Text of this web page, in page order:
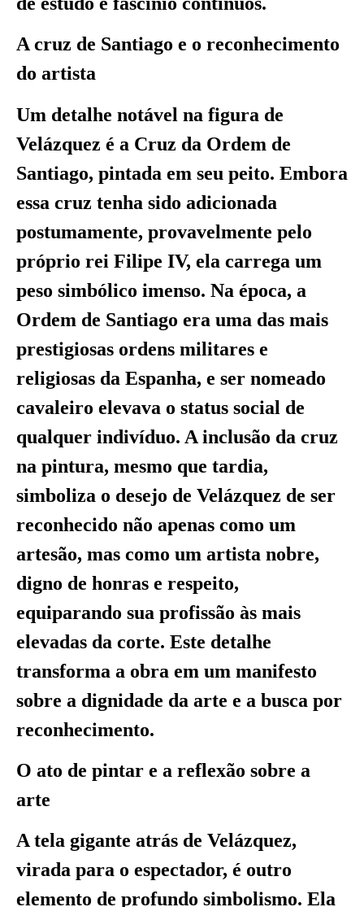
A cruz de Santiago e o reconhecimento
do artista
Um detalhe notável na figura de
Velázquez é a Cruz da Ordem de
Santiago, pintada em seu peito. Embora
essa cruz tenha sido adicionada
postumamente, provavelmente pelo
próprio rei Filipe IV, ela carrega um
peso simbólico imenso. Na época, a
Ordem de Santiago era uma das mais
prestigiosas ordens militares e
religiosas da Espanha, e ser nomeado
cavaleiro elevava o status social de
qualquer indivíduo. A inclusão da cruz
na pintura, mesmo que tardia,
simboliza o desejo de Velázquez de ser
reconhecido não apenas como um
artesão, mas como um artista nobre,
digno de honras e respeito,
equiparando sua profissão às mais
elevadas da corte. Este detalhe
transforma a obra em um manifesto
sobre a dignidade da arte e a busca por
reconhecimento.
O ato de pintar e a reflexão sobre a
arte
A tela gigante atrás de Velázquez,
virada para o espectador, é outro
elemento de profundo simbolismo. Ela